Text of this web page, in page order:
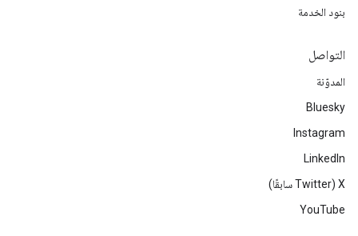
بنود الخدمة
التواصل
المدوّنة
Bluesky
Instagram
LinkedIn
‫X ‏(Twitter سابقًا)
YouTube